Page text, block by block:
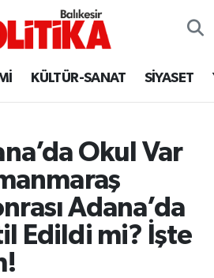
KÜLTÜR-SANAT SİYASET
Okul Var
Adana’da
Edildi mi? İşte
Vakitleri
Haritası
ve Fikstür